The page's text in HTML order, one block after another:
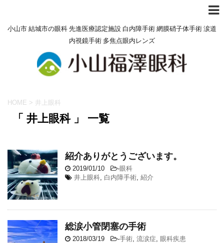
小山市 結城市の眼科 先進医療認定施設 白内障手術 網膜硝子体手術 涙道
内視鏡手術 多焦点眼内レンズ
HOME > 井上眼科
「 井上眼科 」 一覧
紹介ありがとうございます。
2019/01/10 -眼科
井上眼科 白内障手術 紹介
総涙小管閉塞の手術
2018/03/19 -手術 流涙症
眼科疾患